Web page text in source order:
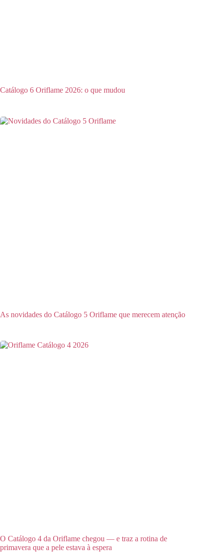
Catálogo 6 Oriflame 2026: o que mudou
As novidades do Catálogo 5 Oriflame que merecem atenção
O Catálogo 4 da Oriflame chegou — e traz a rotina de
primavera que a pele estava à espera